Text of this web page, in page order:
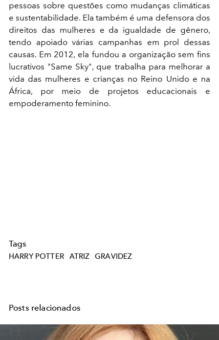
pessoas sobre questões como mudanças climáticas
e sustentabilidade. Ela também é uma defensora dos
direitos das mulheres e da igualdade de gênero,
tendo apoiado várias campanhas em prol dessas
causas. Em 2012, ela fundou a organização sem fins
lucrativos "Same Sky", que trabalha para melhorar a
vida das mulheres e crianças no Reino Unido e na
África, por meio de projetos educacionais e
empoderamento feminino.
Tags
HARRY POTTER ATRIZ GRAVIDEZ
Posts relacionados